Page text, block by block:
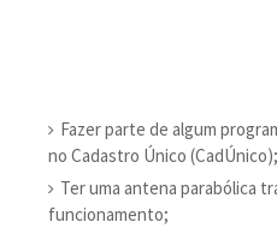
Fazer parte de algum
no Cadastro Único (CadÚnico);
Ter uma antena parabólica
funcionamento;